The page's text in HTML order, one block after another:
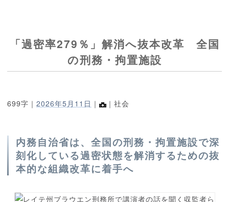
「過密率279％」解消へ抜本改革 全国
の刑務・拘置施設
699字｜ 2026年5月11日 ｜ ｜社会
内務自治省は、全国の刑務・拘置施設で深
刻化している過密状態を解消するための抜
本的な組織改革に着手へ